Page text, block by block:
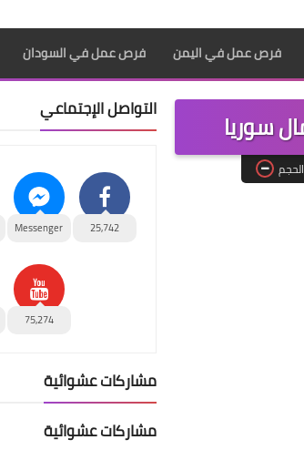
فرص عمل في اليمن فرص عمل في السودان
الحجم
التواصل الإجتماعي
25,742
Messenger
75,274
مشاركات عشوائية
مشاركات عشوائية